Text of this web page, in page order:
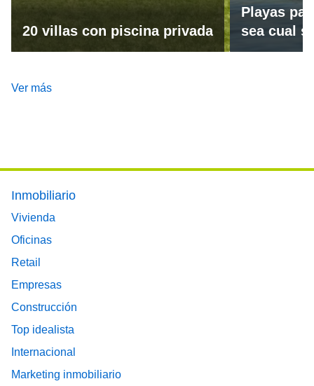
20 villas con piscina privada
Playas
sea cual
Ver más
Footer main menu
Inmobiliario
Vivienda
Oficinas
Retail
Empresas
Construcción
Top idealista
Internacional
Marketing inmobiliario